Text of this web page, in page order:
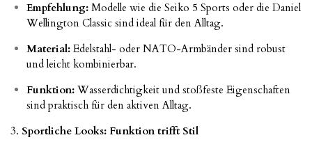
Empfehlung:Modelle wie die Seiko 5 Sports oder die Daniel
Wellington Classic sind ideal für den Alltag.
Material:Edelstahl- oder NATO-Armbänder sind robust
und leicht kombinierbar.
Funktion:Wasserdichtigkeit und stoßfeste Eigenschaften
sind praktisch für den aktiven Alltag.
3. Sportliche Looks: Funktion trifft Stil